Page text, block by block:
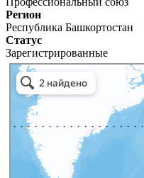
Регион
Республика Башкортостан
Статус
Зарегистрированные